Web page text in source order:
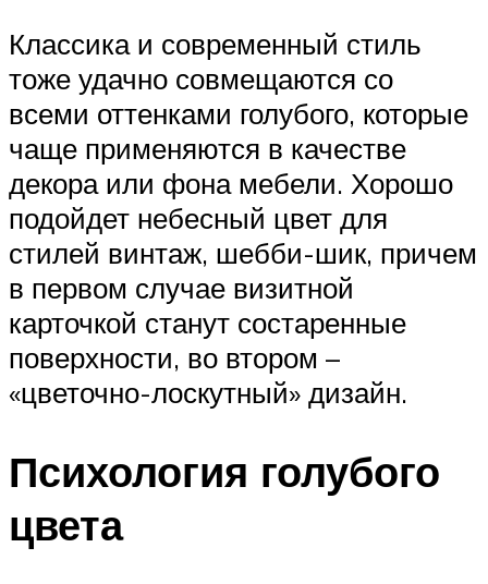
Классика и современный стиль
тоже удачно совмещаются со
всеми оттенками голубого, которые
чаще применяются в качестве
декора или фона мебели. Хорошо
подойдет небесный цвет для
стилей винтаж, шебби-шик, причем
в первом случае визитной
карточкой станут состаренные
поверхности, во втором –
«цветочно-лоскутный» дизайн.
Психология голубого
цвета